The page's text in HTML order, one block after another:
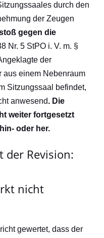
durch den
der Zeugen
gegen die
Nr. 5 StPO i. V. m. §
der
aus einem Nebenraum
Sitzungssaal befindet,
anwesend. Die
weiter fortgesetzt
oder her.
der Revision:
nicht
gewertet, dass der